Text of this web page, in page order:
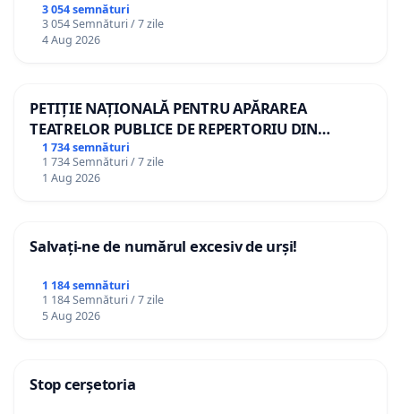
3 054 semnături
3 054 Semnături / 7 zile
4 Aug 2026
PETIȚIE NAȚIONALĂ PENTRU APĂRAREA
TEATRELOR PUBLICE DE REPERTORIU DIN
ROMÂNIA
1 734 semnături
1 734 Semnături / 7 zile
1 Aug 2026
Salvați-ne de numărul excesiv de urși!
1 184 semnături
1 184 Semnături / 7 zile
5 Aug 2026
Stop cerșetoria